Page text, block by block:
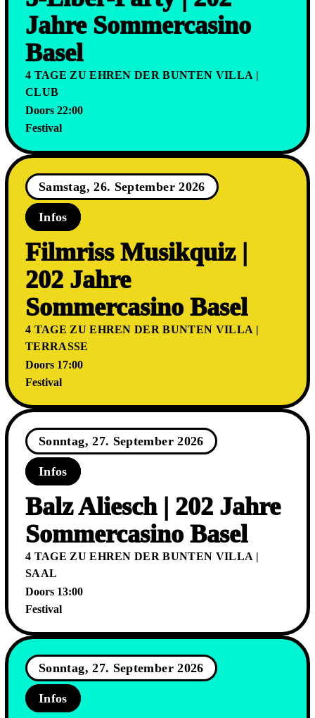
Jahre Sommercasino
Basel
4 TAGE ZU EHREN DER BUNTEN VILLA |
CLUB
Doors 22:00
Festival
Samstag, 26. September 2026
Infos
Filmriss Musikquiz |
202 Jahre
Sommercasino Basel
4 TAGE ZU EHREN DER BUNTEN VILLA |
TERRASSE
Doors 17:00
Festival
Sonntag, 27. September 2026
Infos
Balz Aliesch | 202 Jahre
Sommercasino Basel
4 TAGE ZU EHREN DER BUNTEN VILLA |
SAAL
Doors 13:00
Festival
Sonntag, 27. September 2026
Infos